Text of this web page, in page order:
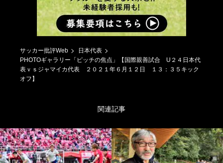
サッカー批評Web
日本代表
PHOTOギャラリー「ピッチの焦点」【国際親善試合 U２４日本代
表ｖｓジャマイカ代表 ２０２１年６月１２日 １３：３５キック
オフ】
関連記事